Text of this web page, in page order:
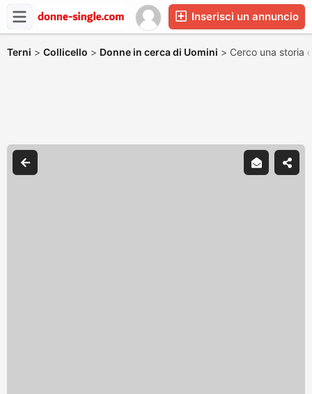
Inserisci un annuncio
Terni > Collicello > Donne in cerca di Uomini > Cerco una storia